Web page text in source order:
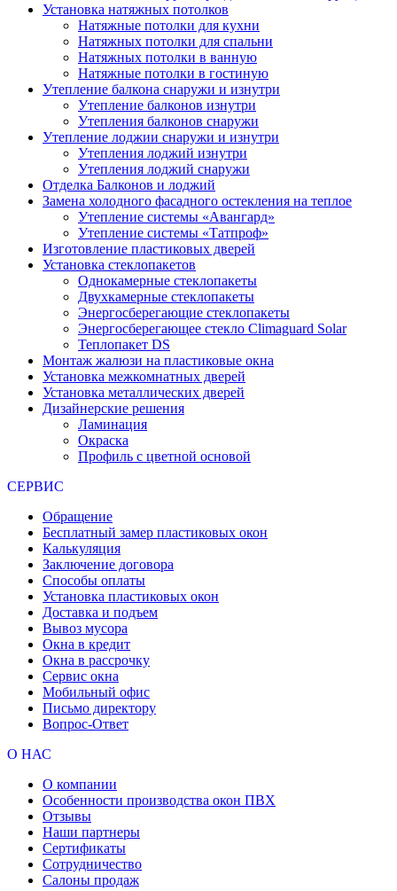
Установка натяжных потолков
Натяжные потолки для кухни
Натяжных потолки для спальни
Натяжных потолки в ванную
Натяжные потолки в гостиную
Утепление балкона снаружи и изнутри
Утепление балконов изнутри
Утепления балконов снаружи
Утепление лоджии снаружи и изнутри
Утепления лоджий изнутри
Утепления лоджий снаружи
Отделка Балконов и лоджий
Замена холодного фасадного остекления на теплое
Утепление системы «Авангард»
Утепление системы «Татпроф»
Изготовление пластиковых дверей
Установка стеклопакетов
Однокамерные стеклопакеты
Двухкамерные стеклопакеты
Энергосберегающие стеклопакеты
Энергосберегающее стекло Climaguard Solar
Теплопакет DS
Монтаж жалюзи на пластиковые окна
Установка межкомнатных дверей
Установка металлических дверей
Дизайнерские решения
Ламинация
Окраска
Профиль с цветной основой
СЕРВИС
Обращение
Бесплатный замер пластиковых окон
Калькуляция
Заключение договора
Способы оплаты
Установка пластиковых окон
Доставка и подъем
Вывоз мусора
Окна в кредит
Окна в рассрочку
Сервис окна
Мобильный офис
Письмо директору
Вопрос-Ответ
О НАС
О компании
Особенности производства окон ПВХ
Отзывы
Наши партнеры
Сертификаты
Сотрудничество
Салоны продаж